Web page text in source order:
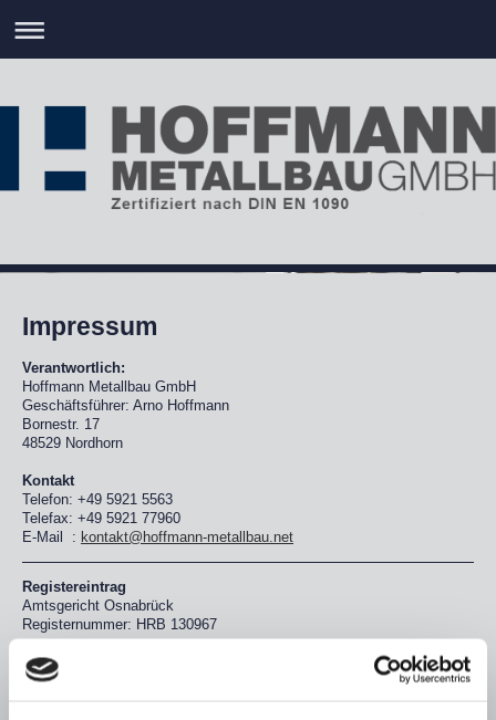
Impressum
Verantwortlich:
Hoffmann Metallbau GmbH
Geschäftsführer: Arno Hoffmann
Bornestr. 17
48529 Nordhorn
Kontakt
Telefon: +49 5921 5563
Telefax: +49 5921 77960
E-Mail : kontakt@hoffmann-metallbau.net
Registereintrag
Amtsgericht Osnabrück
Registernummer: HRB 130967
Umsatzsteuer-ID
DE 22 298 7661